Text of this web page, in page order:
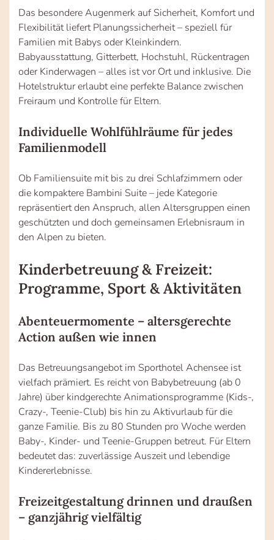
Das besondere Augenmerk auf Sicherheit, Komfort und
Flexibilität liefert Planungssicherheit – speziell für
Familien mit Babys oder Kleinkindern.
Babyausstattung, Gitterbett, Hochstuhl, Rückentragen
oder Kinderwagen – alles ist vor Ort und inklusive. Die
Hotelstruktur erlaubt eine perfekte Balance zwischen
Freiraum und Kontrolle für Eltern.
Individuelle Wohlfühlräume für jedes
Familienmodell
Ob Familiensuite mit bis zu drei Schlafzimmern oder
die kompaktere Bambini Suite – jede Kategorie
repräsentiert den Anspruch, allen Altersgruppen einen
geschützten und doch gemeinsamen Erlebnisraum in
den Alpen zu bieten.
Kinderbetreuung & Freizeit:
Programme, Sport & Aktivitäten
Abenteuermomente – altersgerechte
Action außen wie innen
Das Betreuungsangebot im Sporthotel Achensee ist
vielfach prämiert. Es reicht von Babybetreuung (ab 0
Jahre) über kindgerechte Animationsprogramme (Kids-,
Crazy-, Teenie-Club) bis hin zu Aktivurlaub für die
ganze Familie. Bis zu 80 Stunden pro Woche werden
Baby-, Kinder- und Teenie-Gruppen betreut. Für Eltern
bedeutet das: zuverlässige Auszeit und lebendige
Kindererlebnisse.
Freizeitgestaltung drinnen und draußen
– ganzjährig vielfältig